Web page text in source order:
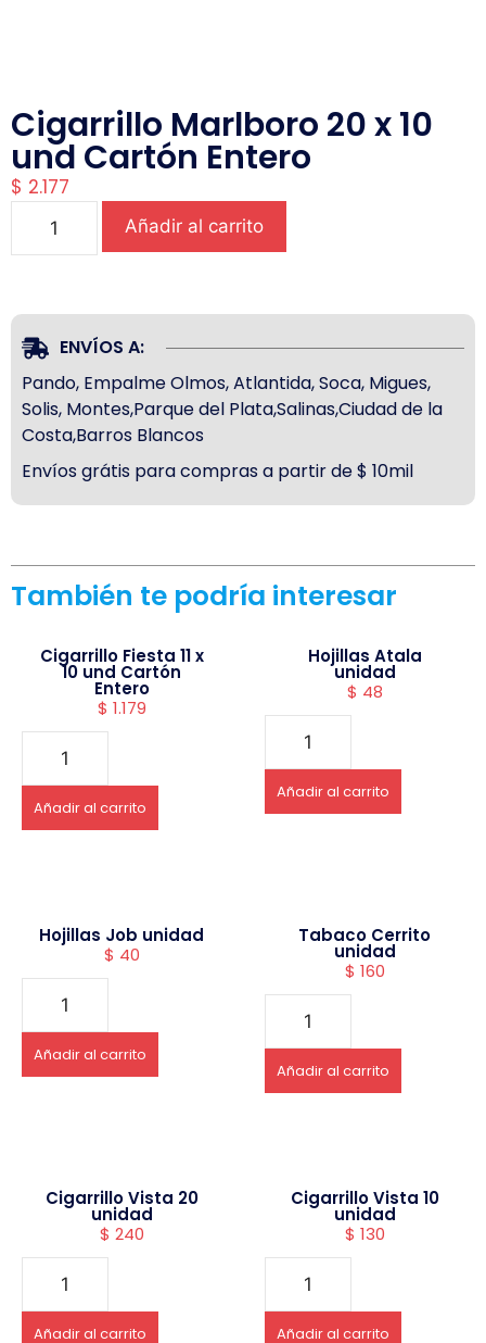
Cigarrillo Marlboro 20 x 10
und Cartón Entero
$ 2.177
Añadir al carrito
ENVÍOS A:
Pando, Empalme Olmos, Atlantida, Soca, Migues,
Solis, Montes,Parque del Plata,Salinas,Ciudad de la
Costa,Barros Blancos
Envíos grátis para compras a partir de $ 10mil
También te podría interesar
Cigarrillo Fiesta 11 x
10 und Cartón
Entero
$ 1.179
Añadir al carrito
Hojillas Atala
unidad
$ 48
Añadir al carrito
Hojillas Job unidad
$ 40
Añadir al carrito
Tabaco Cerrito
unidad
$ 160
Añadir al carrito
Cigarrillo Vista 20
unidad
$ 240
Añadir al carrito
Cigarrillo Vista 10
unidad
$ 130
Añadir al carrito